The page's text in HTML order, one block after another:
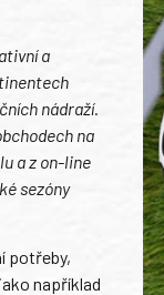
a
nádraží.
na
a z on-line
sezóny
potřeby,
například